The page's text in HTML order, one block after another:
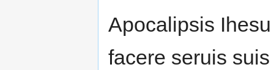
Apocalipsis
facere seruis